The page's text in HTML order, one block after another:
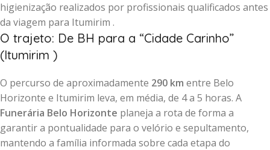
higienização realizados por profissionais qualificados antes
da viagem para Itumirim .
O trajeto: De BH para a “Cidade Carinho”
(Itumirim )
O percurso de aproximadamente 290 km entre Belo
Horizonte e Itumirim leva, em média, de 4 a 5 horas. A
Funerária Belo Horizonte planeja a rota de forma a
garantir a pontualidade para o velório e sepultamento,
mantendo a família informada sobre cada etapa do